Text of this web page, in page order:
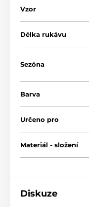
Vzor
Délka rukávu
Sezóna
Barva
Určeno pro
Materiál - složení
Diskuze